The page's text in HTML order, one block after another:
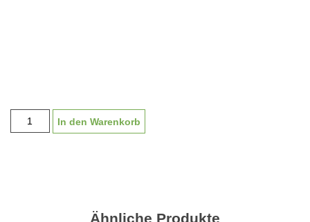
Schwerer
Glaspokal
In den Warenkorb
Ähnliche Produkte